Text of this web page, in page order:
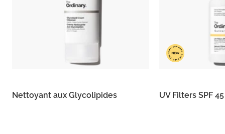
Nettoyant aux Glycolipides UV Filters SPF